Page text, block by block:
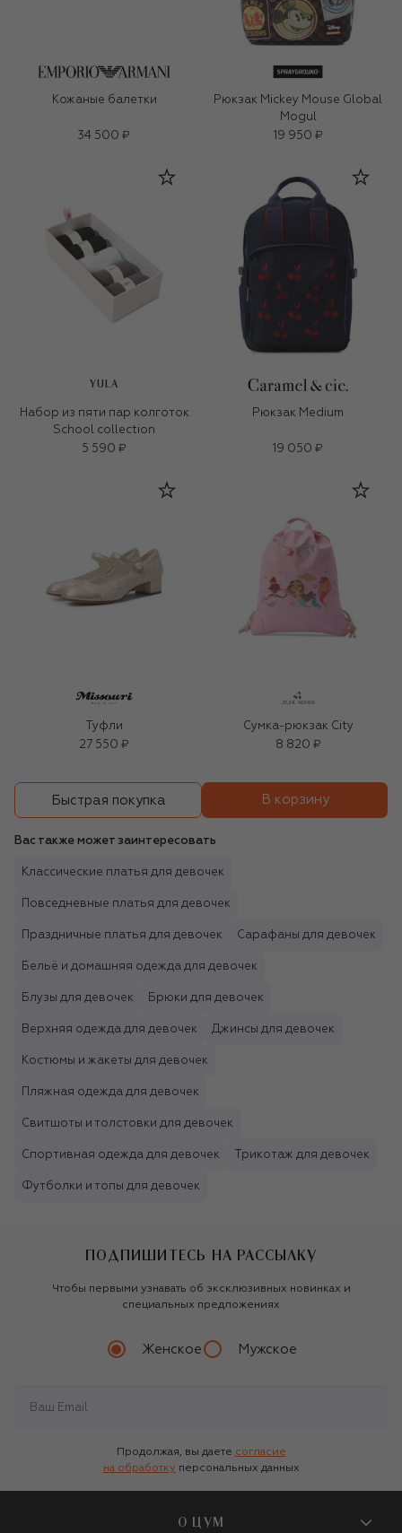
Кожаные балетки
34 500 ₽
Рюкзак Mickey Mouse Global
Mogul
19 950 ₽
YULA
Набор из пяти пар колготок
School collection
5 590 ₽
Рюкзак Medium
19 050 ₽
Туфли
27 550 ₽
Сумка-рюкзак City
8 820 ₽
Быстрая покупка В корзину
Вас также может заинтересовать
Классические платья для девочек
Повседневные платья для девочек
Праздничные платья для девочек Сарафаны для девочек
Бельё и домашняя одежда для девочек
Блузы для девочек Брюки для девочек
Верхняя одежда для девочек Джинсы для девочек
Костюмы и жакеты для девочек
Пляжная одежда для девочек
Свитшоты и толстовки для девочек
Спортивная одежда для девочек Трикотаж для девочек
Футболки и топы для девочек
ПОДПИШИТЕСЬ НА РАССЫЛКУ
Чтобы первыми узнавать об эксклюзивных новинках и
специальных предложениях
Женское Мужское
Продолжая, вы даете согласие
на обработку персональных данных
О ЦУМ